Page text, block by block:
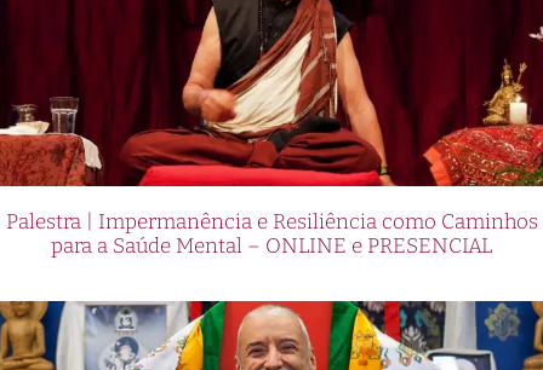
Palestra | Impermanência e Resiliência como Caminhos
para a Saúde Mental – ONLINE e PRESENCIAL